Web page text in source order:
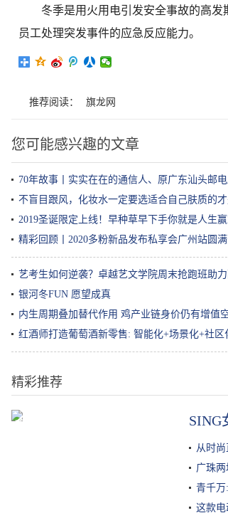
冬季是用火用电引发安全事故的高
员工处理突发事件的应急反应能力。
推荐阅读： 旗龙网
您可能感兴趣的文章
70年故事丨实实在在的通信人、原广东汕头邮
不盲目跟风，化妆水一定要选适合自己肤质的才
2019圣诞限定上线！早种草早下手你就是人生
精彩回顾丨2020多粉新品发布私享会广州站圆满
艺考生如何逆袭？卓越艺文学院周末抢跑班助
银河冬FUN 愿望成真
内生周期叠加替代作用 鸡产业链身价仍有增值
红酒师打造葡萄酒新零售: 智能化+场景化+社区
精彩推荐
鸡蛋别再炒着吃，这个做法吃起来
SING
从时
广珠
青千万
这款电